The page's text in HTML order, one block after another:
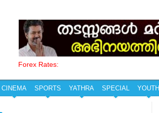
Forex Rates:
CINEMA SPORTS YATHRA SPECIAL YOUTH